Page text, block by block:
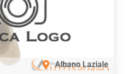
Albano Laziale